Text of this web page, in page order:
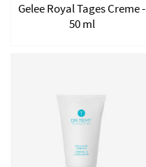
Gelee Royal Tages Creme -
50 ml